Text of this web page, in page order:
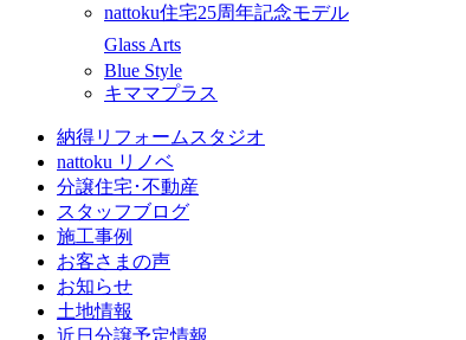
nattoku住宅25周年記念モデル
Glass Arts
Blue Style
キママプラス
納得リフォームスタジオ
nattoku リノベ
分譲住宅･不動産
スタッフブログ
施工事例
お客さまの声
お知らせ
土地情報
近日分譲予定情報